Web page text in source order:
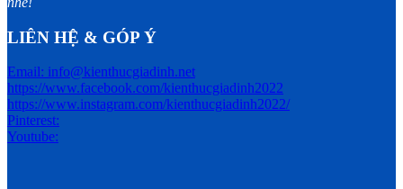
LIÊN HỆ & GÓP Ý
Email: info@kienthucgiadinh.net
https://www.facebook.com/kienthucgiadinh2022
https://www.instagram.com/kienthucgiadinh2022/
Pinterest:
Youtube: